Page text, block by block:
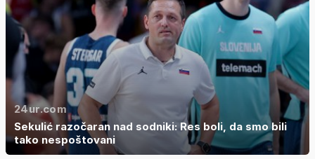
24ur.com
Sekulić razočaran nad sodniki: Res boli, da smo bili
tako nespoštovani